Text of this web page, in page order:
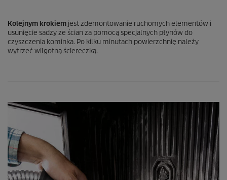
Kolejnym krokiem jest zdemontowanie ruchomych elementów i
usunięcie sadzy ze ścian za pomocą specjalnych płynów do
czyszczenia kominka. Po kilku minutach powierzchnię należy
wytrzeć wilgotną ściereczką.